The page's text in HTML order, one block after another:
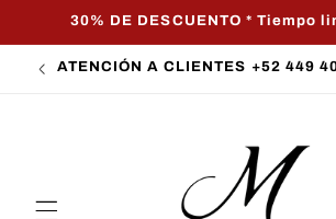
directamente
al contenido
30% DE DESCUENTO * Tiempo
ATENCIÓN A CLIENTES +52 449